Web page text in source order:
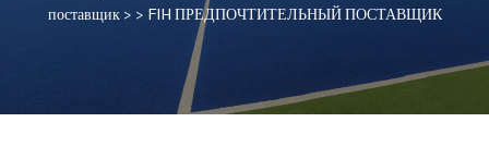
поставщик> > FIH ПРЕДПОЧТИТЕЛЬНЫЙ ПОСТАВЩИК